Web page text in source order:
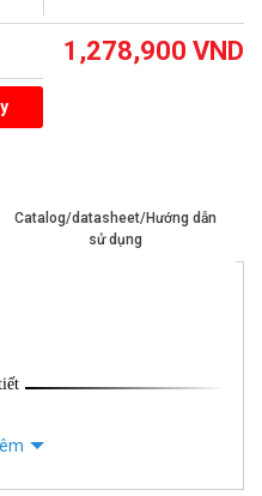
1,278,900 VND
Catalog/datasheet/Hướng dẫn
sử dụng